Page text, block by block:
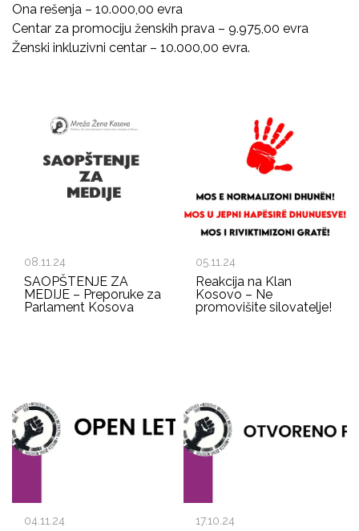
Ona rešenja – 10.000,00 evra
Centar za promociju ženskih prava – 9.975,00 evra
Ženski inkluzivni centar – 10.000,00 evra.
08.11.24
SAOPŠTENJE ZA
MEDIJE – Preporuke za
Parlament Kosova
05.11.24
Reakcija na Klan
Kosovo – Ne
promovišite silovatelje!
04.11.24 17.10.24